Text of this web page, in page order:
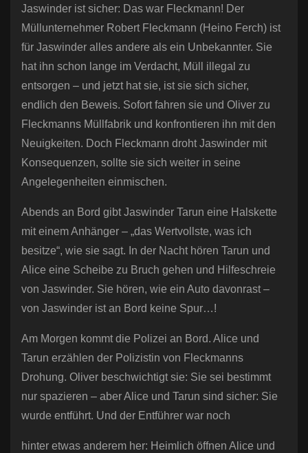
Jaswinder ist sicher: Das war Fleckmann! Der
Müllunternehmer Robert Fleckmann (Heino Ferch) ist
für Jaswinder alles andere als ein Unbekannter. Sie
hat ihn schon lange im Verdacht, Müll illegal zu
entsorgen – und jetzt hat sie, ist sie sich sicher,
endlich den Beweis. Sofort fahren sie und Oliver zu
Fleckmanns Müllfabrik und konfrontieren ihn mit den
Neuigkeiten. Doch Fleckmann droht Jaswinder mit
Konsequenzen, sollte sie sich weiter in seine
Angelegenheiten einmischen.
Abends an Bord gibt Jaswinder Tarun eine Halskette
mit einem Anhänger – „das Wertvollste, was ich
besitze“, wie sie sagt. In der Nacht hören Tarun und
Alice eine Scheibe zu Bruch gehen und Hilfeschreie
von Jaswinder. Sie hören, wie ein Auto davonrast –
von Jaswinder ist an Bord keine Spur…!
Am Morgen kommt die Polizei an Bord. Alice und
Tarun erzählen der Polizistin von Fleckmanns
Drohung. Oliver beschwichtigt sie: Sie sei bestimmt
nur spazieren – aber Alice und Tarun sind sicher: Sie
wurde entführt. Und der Entführer war noch
hinter etwas anderem her: Heimlich öffnen Alice und